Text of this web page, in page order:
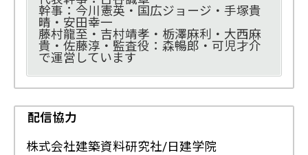
幹事：今川憲英・国広ジョージ・手塚貴
晴・安田幸一
藤村龍至・吉村靖孝・栃澤麻利・大西麻
貴・佐藤淳・監査役：森暢郎・可児才介
で運営しています
配信協力
株式会社建築資料研究社/日建学院